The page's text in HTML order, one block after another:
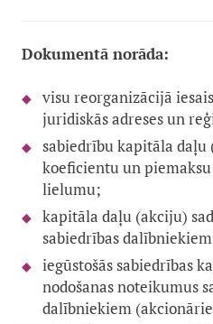
Dokumentā norāda:
visu reorganizācijā
juridiskās adreses un
sabiedrību kapitāla
koeficientu un
lielumu;
kapitāla daļu (akciju)
sabiedrības
iegūstošās sabiedrības
nodošanas noteikumus
dalībniekiem